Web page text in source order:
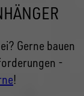
Gerne bauen
-
!